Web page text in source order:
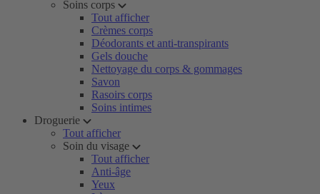
Soins corps
Tout afficher
Crèmes corps
Déodorants et anti-transpirants
Gels douche
Nettoyage du corps & gommages
Savon
Rasoirs corps
Soins intimes
Droguerie
Tout afficher
Soin du visage
Tout afficher
Anti-âge
Yeux